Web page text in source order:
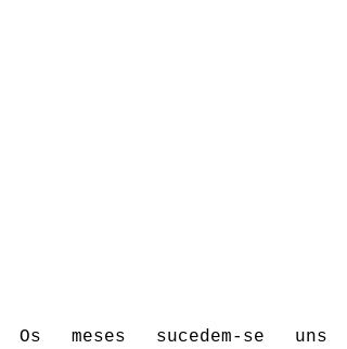
Os meses sucedem-se uns